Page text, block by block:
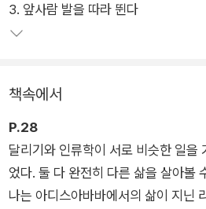
크롤리는 “직관적이고 창의적으로 달
에티오피아의 직관적이고 창의적인
면서, 기술과 과학에 과도하게 의존한
훈련 방법론에 대한 대안적 관점을 제
3. 앞사람 발을 따라 뛴다
책속에서
P.28
달리기와 인류학이 서로 비슷한 일을
었다. 둘 다 완전히 다른 삶을 살아볼
나는 아디스아바바에서의 삶이 지닌